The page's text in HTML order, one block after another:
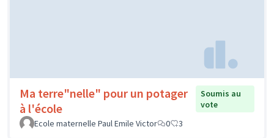
Ma terre"nelle" pour un potager
à l'école
Soumis au
vote
Ecole maternelle Paul Emile Victor
0 3